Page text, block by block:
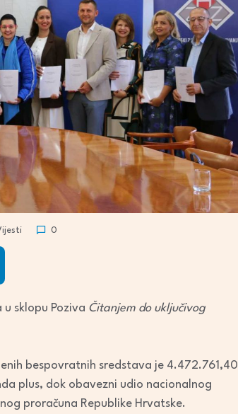
0
sklopu Poziva Čitanjem do uključivog
bespovratnih sredstava je 4.472.761,40
plus, dok obavezni udio nacionalnog
proračuna Republike Hrvatske.